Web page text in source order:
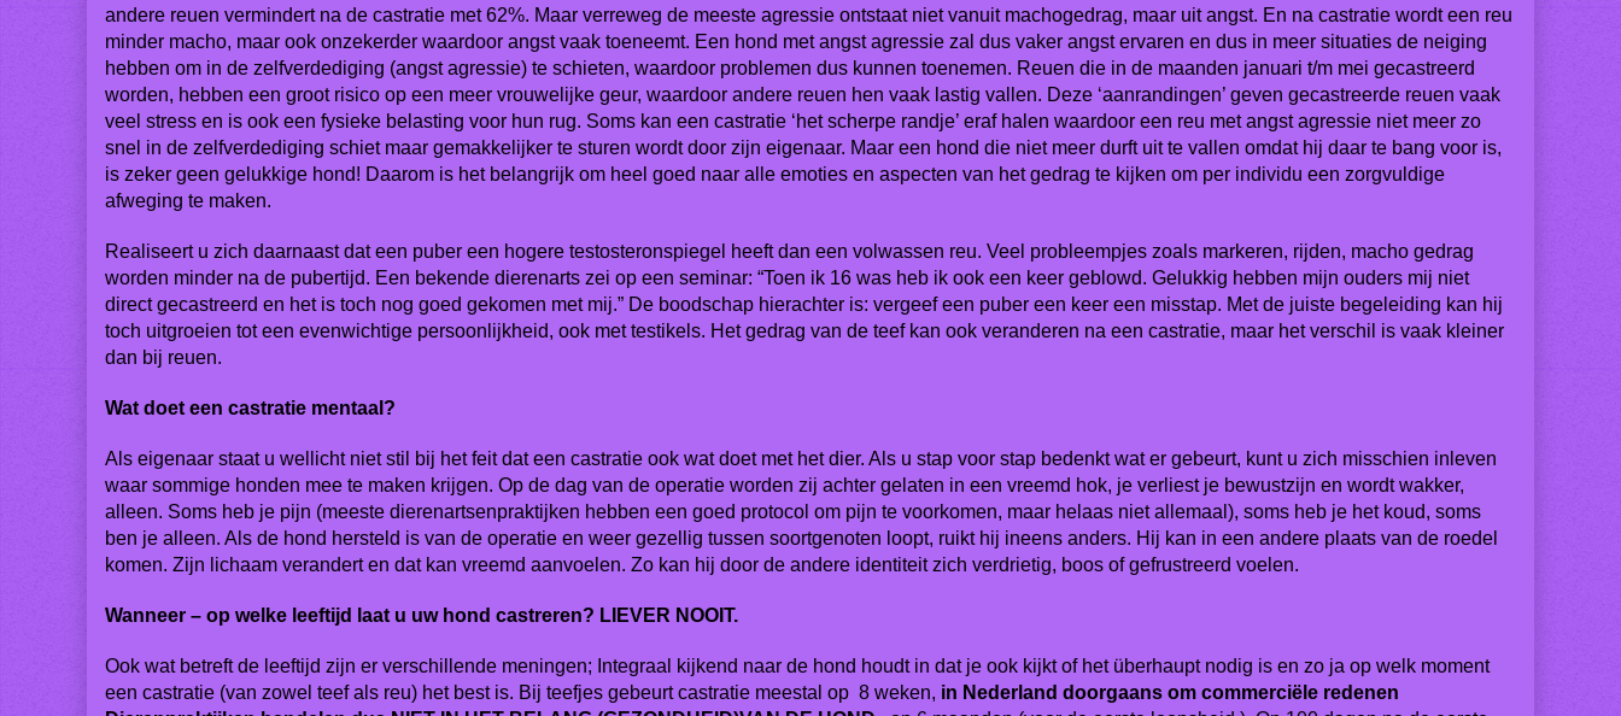
andere reuen vermindert na de castratie met 62%. Maar verreweg de meeste agressie ontstaat niet vanuit machogedrag, maar uit angst. En na castratie wordt een reu
minder macho, maar ook onzekerder waardoor angst vaak toeneemt. Een hond met angst agressie zal dus vaker angst ervaren en dus in meer situaties de neiging
hebben om in de zelfverdediging (angst agressie) te schieten, waardoor problemen dus kunnen toenemen. Reuen die in de maanden januari t/m mei gecastreerd
worden, hebben een groot risico op een meer vrouwelijke geur, waardoor andere reuen hen vaak lastig vallen. Deze ‘aanrandingen’ geven gecastreerde reuen vaak
veel stress en is ook een fysieke belasting voor hun rug. Soms kan een castratie ‘het scherpe randje’ eraf halen waardoor een reu met angst agressie niet meer zo
snel in de zelfverdediging schiet maar gemakkelijker te sturen wordt door zijn eigenaar. Maar een hond die niet meer durft uit te vallen omdat hij daar te bang voor is,
is zeker geen gelukkige hond! Daarom is het belangrijk om heel goed naar alle emoties en aspecten van het gedrag te kijken om per individu een zorgvuldige
afweging te maken.
Realiseert u zich daarnaast dat een puber een hogere testosteronspiegel heeft dan een volwassen reu. Veel probleempjes zoals markeren, rijden, macho gedrag
worden minder na de pubertijd. Een bekende dierenarts zei op een seminar: “Toen ik 16 was heb ik ook een keer geblowd. Gelukkig hebben mijn ouders mij niet
direct gecastreerd en het is toch nog goed gekomen met mij.” De boodschap hierachter is: vergeef een puber een keer een misstap. Met de juiste begeleiding kan hij
toch uitgroeien tot een evenwichtige persoonlijkheid, ook met testikels. Het gedrag van de teef kan ook veranderen na een castratie, maar het verschil is vaak kleiner
dan bij reuen.
Wat doet een castratie mentaal?
Als eigenaar staat u wellicht niet stil bij het feit dat een castratie ook wat doet met het dier. Als u stap voor stap bedenkt wat er gebeurt, kunt u zich misschien inleven
waar sommige honden mee te maken krijgen. Op de dag van de operatie worden zij achter gelaten in een vreemd hok, je verliest je bewustzijn en wordt wakker,
alleen. Soms heb je pijn (meeste dierenartsenpraktijken hebben een goed protocol om pijn te voorkomen, maar helaas niet allemaal), soms heb je het koud, soms
ben je alleen. Als de hond hersteld is van de operatie en weer gezellig tussen soortgenoten loopt, ruikt hij ineens anders. Hij kan in een andere plaats van de roedel
komen. Zijn lichaam verandert en dat kan vreemd aanvoelen. Zo kan hij door de andere identiteit zich verdrietig, boos of gefrustreerd voelen.
Wanneer – op welke leeftijd laat u uw hond castreren? LIEVER NOOIT.
Ook wat betreft de leeftijd zijn er verschillende meningen; Integraal kijkend naar de hond houdt in dat je ook kijkt of het überhaupt nodig is en zo ja op welk moment
een castratie (van zowel teef als reu) het best is. Bij teefjes gebeurt castratie meestal op 8 weken, in Nederland doorgaans om commerciële redenen